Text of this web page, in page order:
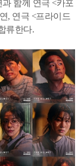
함께 연극 <카포
, 연극 <프라이드
류한다.